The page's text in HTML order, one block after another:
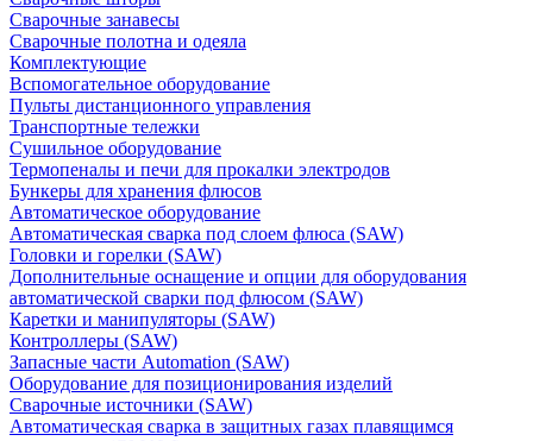
Сварочные занавесы
Сварочные полотна и одеяла
Комплектующие
Вспомогательное оборудование
Пульты дистанционного управления
Транспортные тележки
Сушильное оборудование
Термопеналы и печи для прокалки электродов
Бункеры для хранения флюсов
Автоматическое оборудование
Автоматическая сварка под слоем флюса (SAW)
Головки и горелки (SAW)
Дополнительные оснащение и опции для оборудования
автоматической сварки под флюсом (SAW)
Каретки и манипуляторы (SAW)
Контроллеры (SAW)
Запасные части Automation (SAW)
Оборудование для позиционирования изделий
Сварочные источники (SAW)
Автоматическая сварка в защитных газах плавящимся